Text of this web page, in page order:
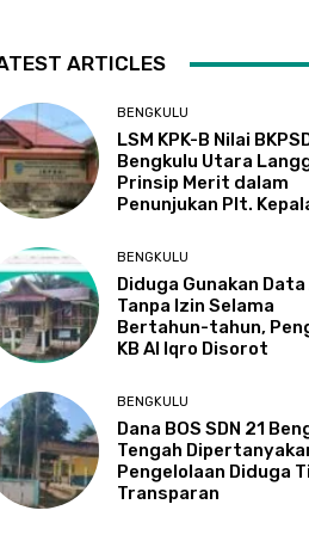
ARTICLES
BENGKULU
LSM KPK-B Nilai
Bengkulu Utara
Prinsip Merit dalam
Penunjukan Plt.
BENGKULU
Diduga Gunakan Data
Tanpa Izin Selama
Bertahun-tahun,
KB Al Iqro Disorot
BENGKULU
Dana BOS SDN 21
Tengah
Pengelolaan Diduga
Transparan